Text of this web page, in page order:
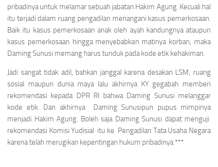
pribadinya untuk melamar sebuah jabatan Hakim Agung. Kecuali hal
itu terjadi dalam ruang pengadilan menangani kasus pemerkosaan.
Baik itu kasus pemerkosaan anak oleh ayah kandungnya ataupun
kasus pemerkosaan hingga menyebabkan matinya korban, maka
Daming Sunusi memang harus tunduk pada kode etik kehakiman.
Jadi sangat tidak adil, bahkan janggal karena desakan LSM, ruang
sosial maupun dunia maya lalu akhirnya KY gegabah memberi
rekomendasi kepada DPR RI bahwa Daming Sunusi melanggar
kode etik. Dan akhirnya Daming Sunusipun pupus mimpinya
menjadi Hakim Agung. Boleh saja Daming Sunusi dapat menguji
rekomendasi Komisi Yudisial itu ke Pengadilan Tata Usaha Negara
karena telah merugikan kepentingan hukum pribadinya.***